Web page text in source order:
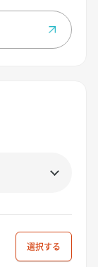
選択